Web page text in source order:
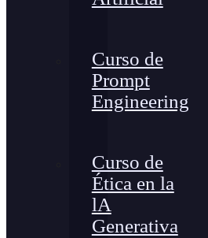
Curso de
Prompt
Engineering
Curso de
Ética en la
lA
Generativa